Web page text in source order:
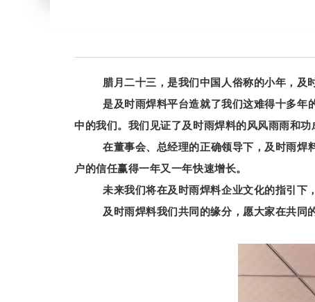
腊月二十三，是我们中国人俗称的小年，及
是及时雨焊料平台造就了我们这难得十多年
中的我们。 我们见证了及时雨焊料的风风雨雨和
在董事会、总经理的正确领导下，及时雨焊
户的信任赢得一年又一年快速增长。
未来我们将在及时雨焊料企业文化的指引下
及时雨焊料我们共同的缘分，愿大家在共同